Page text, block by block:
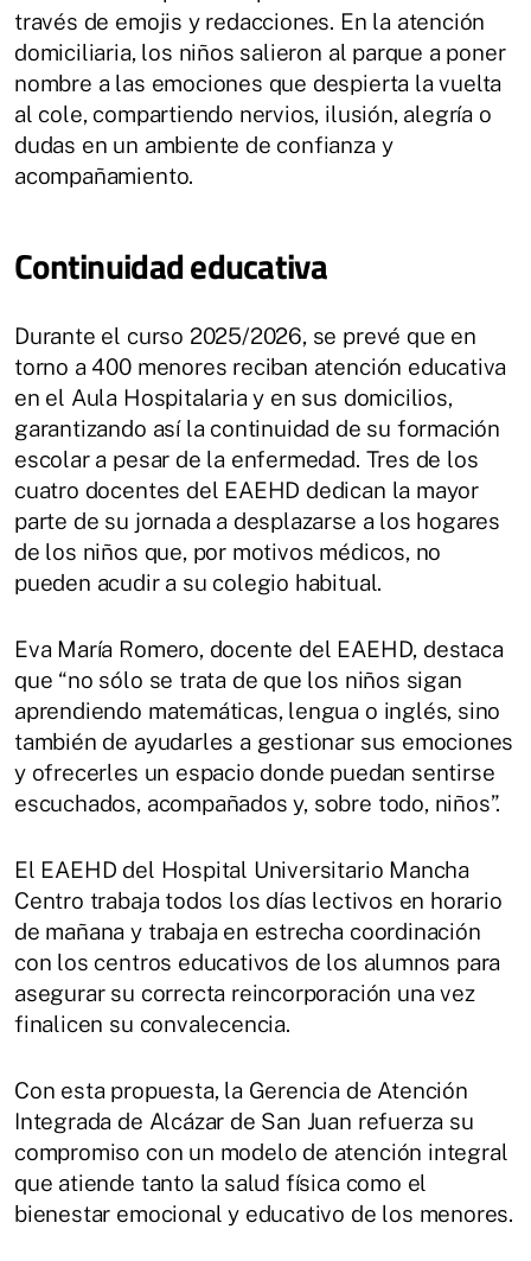
través de emojis y redacciones. En la atención
domiciliaria, los niños salieron al parque a poner
nombre a las emociones que despierta la vuelta
al cole, compartiendo nervios, ilusión, alegría o
dudas en un ambiente de confianza y
acompañamiento.
Continuidad educativa
Durante el curso 2025/2026, se prevé que en
torno a 400 menores reciban atención educativa
en el Aula Hospitalaria y en sus domicilios,
garantizando así la continuidad de su formación
escolar a pesar de la enfermedad. Tres de los
cuatro docentes del EAEHD dedican la mayor
parte de su jornada a desplazarse a los hogares
de los niños que, por motivos médicos, no
pueden acudir a su colegio habitual.
Eva María Romero, docente del EAEHD, destaca
que “no sólo se trata de que los niños sigan
aprendiendo matemáticas, lengua o inglés, sino
también de ayudarles a gestionar sus emociones
y ofrecerles un espacio donde puedan sentirse
escuchados, acompañados y, sobre todo, niños”.
El EAEHD del Hospital Universitario Mancha
Centro trabaja todos los días lectivos en horario
de mañana y trabaja en estrecha coordinación
con los centros educativos de los alumnos para
asegurar su correcta reincorporación una vez
finalicen su convalecencia.
Con esta propuesta, la Gerencia de Atención
Integrada de Alcázar de San Juan refuerza su
compromiso con un modelo de atención integral
que atiende tanto la salud física como el
bienestar emocional y educativo de los menores.